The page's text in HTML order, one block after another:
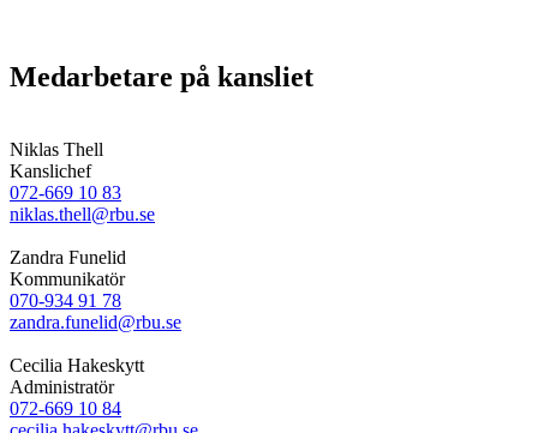
Medarbetare på kansliet
Niklas Thell
Kanslichef
072-669 10 83
niklas.thell@rbu.se
Zandra Funelid
Kommunikatör
070-934 91 78
zandra.funelid@rbu.se
Cecilia Hakeskytt
Administratör
072-669 10 84